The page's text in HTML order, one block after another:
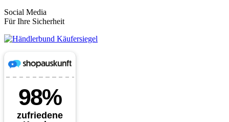
Social Media
Für Ihre Sicherheit